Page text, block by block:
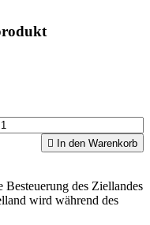
 In den Warenkorb
des Ziellandes
wird während des